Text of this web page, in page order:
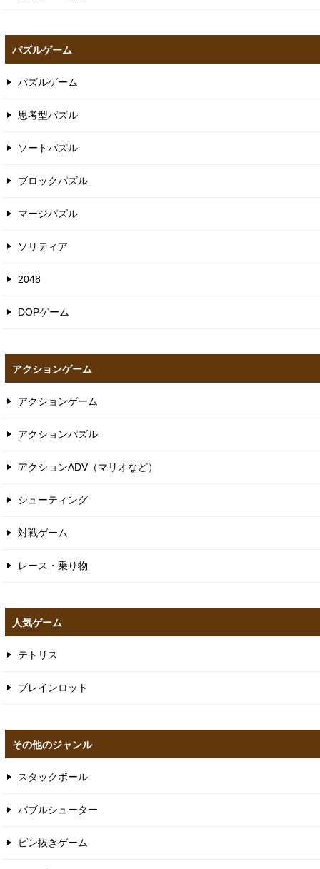
パズルゲーム
パズルゲーム
思考型パズル
ソートパズル
ブロックパズル
マージパズル
ソリティア
2048
DOPゲーム
アクションゲーム
アクションゲーム
アクションパズル
アクションADV（マリオなど）
シューティング
対戦ゲーム
レース・乗り物
人気ゲーム
テトリス
ブレインロット
その他のジャンル
スタックボール
バブルシューター
ピン抜きゲーム